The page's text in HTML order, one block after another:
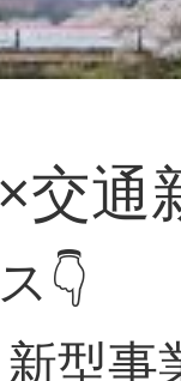
交通
👇
型